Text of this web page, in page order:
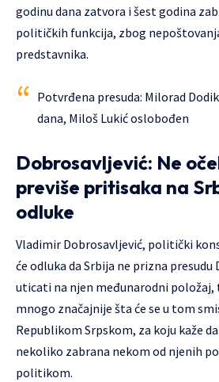
godinu dana zatvora i šest godina
političkih funkcija, zbog
predstavnika.
Potvrđena presuda: Milorad
dana, Miloš Lukić oslobođen
Dobrosavljević: Ne
previše pritisaka na
odluke
Vladimir Dobrosavljević, politički
će odluka da Srbija ne prizna
uticati na njen međunarodni položaj,
mnogo značajnije šta će se u tom
Republikom Srpskom, za koju kaže
nekoliko zabrana nekom od njenih
politikom.